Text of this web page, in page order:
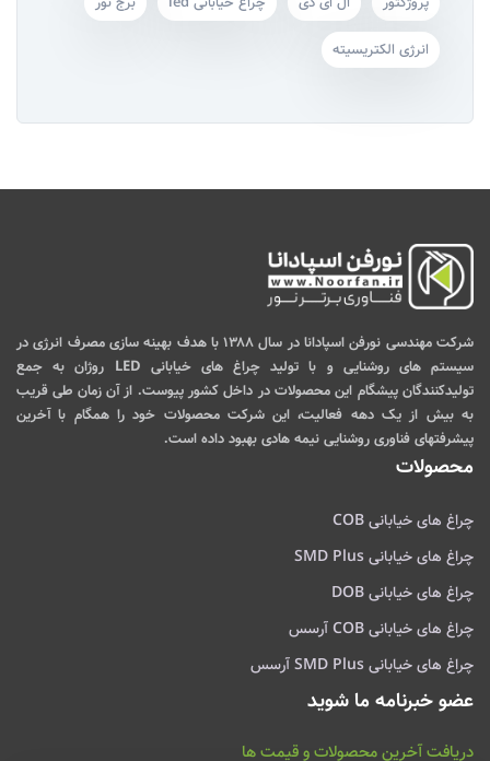
انرژی الکتریسیته
شرکت مهندسی نورفن اسپادانا در سال ۱۳۸۸ با هدف بهینه سازی مصرف انرژی در
سیستم های روشنایی و با تولید چراغ های خیابانی LED روژان به جمع
تولیدکنندگان پیشگام این محصولات در داخل کشور پیوست. از آن زمان طی قریب
به بیش از یک دهه فعالیت، این شرکت محصولات خود را همگام با آخرین
پیشرفتهای فناوری روشنایی نیمه هادی بهبود داده است.
محصولات
چراغ های خیابانی COB
چراغ های خیابانی SMD Plus
چراغ های خیابانی DOB
چراغ های خیابانی COB آرسس
چراغ های خیابانی SMD Plus آرسس
عضو خبرنامه ما شوید
دریافت آخرین محصولات و قیمت ها